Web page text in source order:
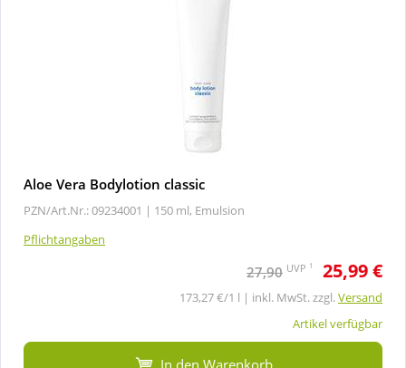
Aloe Vera Bodylotion classic
PZN/Art.Nr.: 09234001 | 150 ml, Emulsion
Pflichtangaben
27,90 UVP 1 25,99 €
173,27 €/1 l | inkl. MwSt. zzgl.Versand
Artikel verfügbar
In den Warenkorb